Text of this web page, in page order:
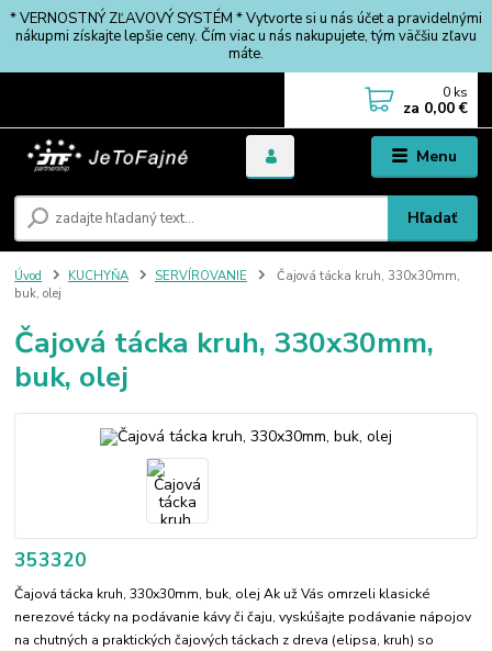
* VERNOSTNÝ ZĽAVOVÝ SYSTÉM * Vytvorte si u nás účet a pravidelnými
nákupmi získajte lepšie ceny. Čím viac u nás nakupujete, tým väčšiu zľavu
máte.
Menu
Hľadať
0 ks
za 0,00 €
Úvod KUCHYŇA SERVÍROVANIE
Čajová tácka kruh, 330x30mm,
buk, olej
Čajová tácka kruh, 330x30mm,
buk, olej
353320
Čajová tácka kruh, 330x30mm, buk, olej Ak už Vás omrzeli klasické
nerezové tácky na podávanie kávy či čaju, vyskúšajte podávanie nápojov
na chutných a praktických čajových táckach z dreva (elipsa, kruh) so